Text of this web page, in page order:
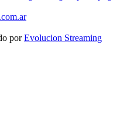
porEvolucion Streaming